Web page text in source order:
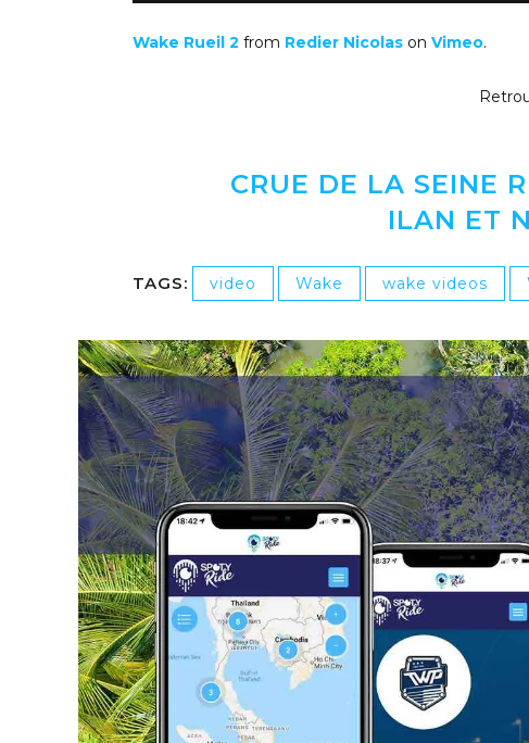
Wake Rueil 2 from Redier Nicolas on Vimeo.
CRUE DE LA SEINE
ILAN ET
TAGS: video Wake wake videos